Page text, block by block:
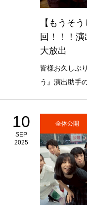
【もうそ
回！！！
大放出
皆様お久しぶ
う』演出助手
10
SEP
2025
全体公開